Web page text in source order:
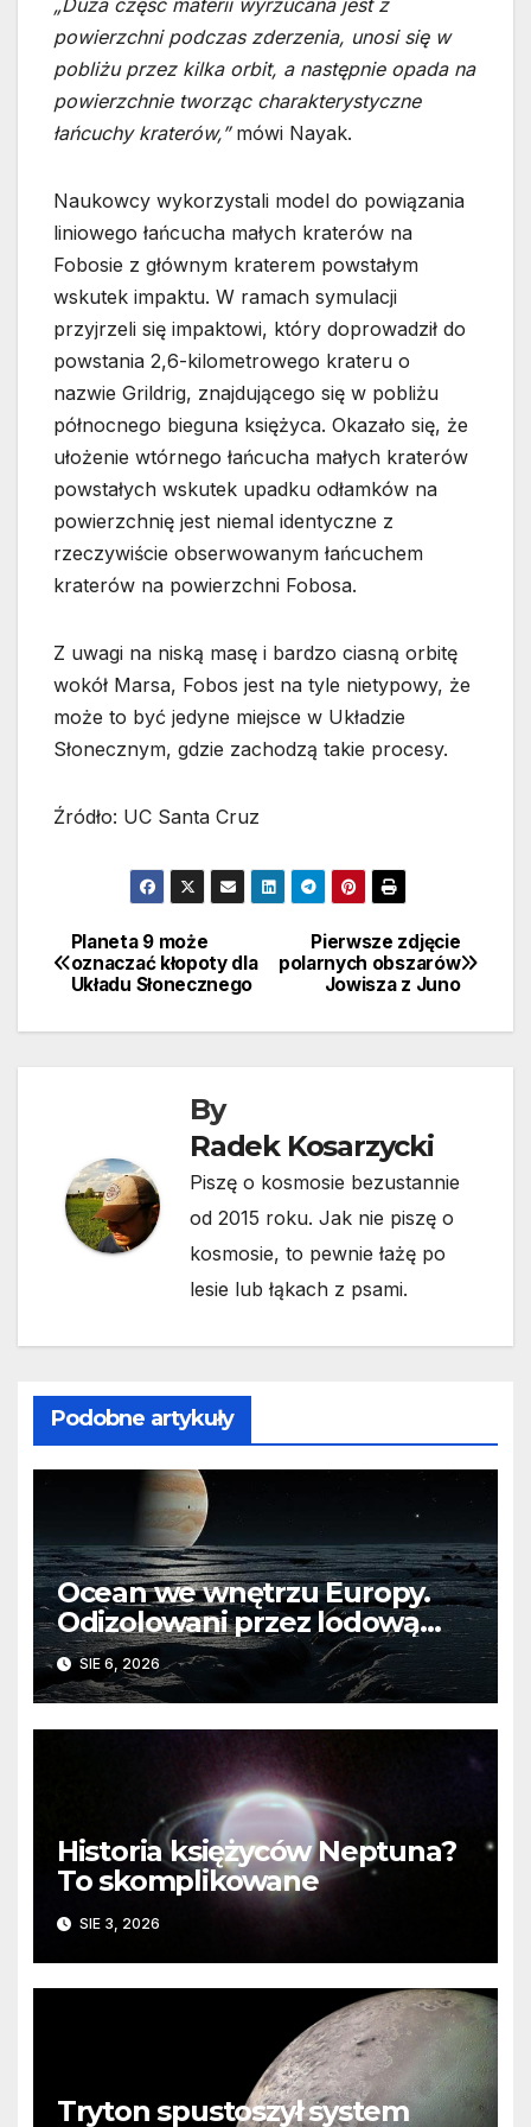
„Duża część materii wyrzucana jest z
powierzchni podczas zderzenia, unosi się w
pobliżu przez kilka orbit, a następnie opada na
powierzchnie tworząc charakterystyczne
łańcuchy kraterów,”mówi Nayak.
Naukowcy wykorzystali model do powiązania
liniowego łańcucha małych kraterów na
Fobosie z głównym kraterem powstałym
wskutek impaktu. W ramach symulacji
przyjrzeli się impaktowi, który doprowadził do
powstania 2,6-kilometrowego krateru o
nazwie Grildrig, znajdującego się w pobliżu
północnego bieguna księżyca. Okazało się, że
ułożenie wtórnego łańcucha małych kraterów
powstałych wskutek upadku odłamków na
powierzchnię jest niemal identyczne z
rzeczywiście obserwowanym łańcuchem
kraterów na powierzchni Fobosa.
Z uwagi na niską masę i bardzo ciasną orbitę
wokół Marsa, Fobos jest na tyle nietypowy, że
może to być jedyne miejsce w Układzie
Słonecznym, gdzie zachodzą takie procesy.
Źródło: UC Santa Cruz
Nawigacja
wpisu
Pierwsze zdjęcie
polarnych obszarów
Jowisza z Juno
Planeta 9 może
oznaczać kłopoty dla
Układu Słonecznego
By
Radek Kosarzycki
Piszę o kosmosie bezustannie
od 2015 roku. Jak nie piszę o
kosmosie, to pewnie łażę po
lesie lub łąkach z psami.
Podobne artykuły
Ocean we wnętrzu Europy.
Odizolowani przez lodową
barierę
SIE 6, 2026
Historia księżyców Neptuna?
To skomplikowane
SIE 3, 2026
Tryton spustoszył system